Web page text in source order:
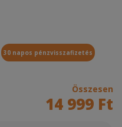
30 napos pénzvisszafizetés
Összesen
14 999 Ft